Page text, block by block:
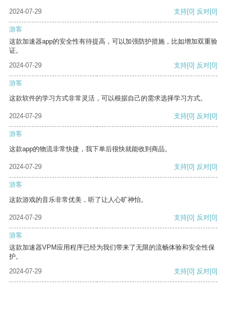
2024-07-29 支持[0] 反对[0]
游客
这款加速器app的安全性有待提高，可以加强防护措施，比如增加双重验
证。
2024-07-29
支持[0] 反对[0]
游客
这款软件的学习方式非常灵活，可以根据自己的需求选择学习方式。
2024-07-29 支持[0] 反对[0]
游客
这款app的物流非常快捷，我下单后很快就能收到商品。
2024-07-29 支持[0] 反对[0]
游客
这款游戏的音乐非常优美，听了让人心旷神怡。
2024-07-29 支持[0] 反对[0]
游客
这款加速器VPM应用程序已经为我们带来了无限的流畅体验和安全性保
护。
2024-07-29
支持[0] 反对[0]